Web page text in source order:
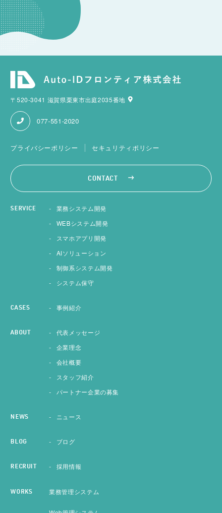
〒520-3041 滋賀県栗東市出庭2035番地
077-551-2020
プライバシーポリシー セキュリティポリシー
CONTACT
SERVICE
業務システム開発
WEBシステム開発
スマホアプリ開発
AIソリューション
制御系システム開発
システム保守
CASES 事例紹介
ABOUT
代表メッセージ
企業理念
会社概要
スタッフ紹介
パートナー企業の募集
NEWS ニュース
BLOG ブログ
RECRUIT 採用情報
WORKS 業務管理システム